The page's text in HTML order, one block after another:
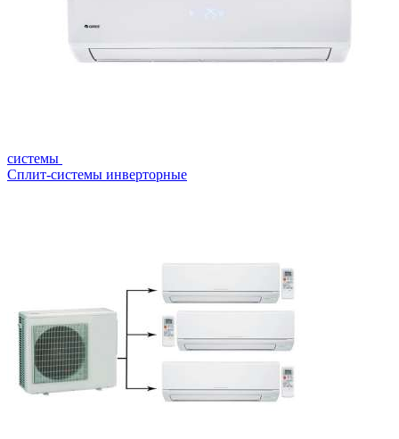
системы
Сплит-системы инверторные